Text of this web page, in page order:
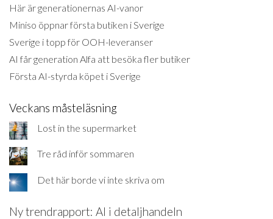
Här är generationernas AI-vanor
Miniso öppnar första butiken i Sverige
Sverige i topp för OOH-leveranser
AI får generation Alfa att besöka fler butiker
Första AI-styrda köpet i Sverige
Veckans måsteläsning
Lost in the supermarket
Tre råd inför sommaren
Det här borde vi inte skriva om
Ny trendrapport: AI i detaljhandeln